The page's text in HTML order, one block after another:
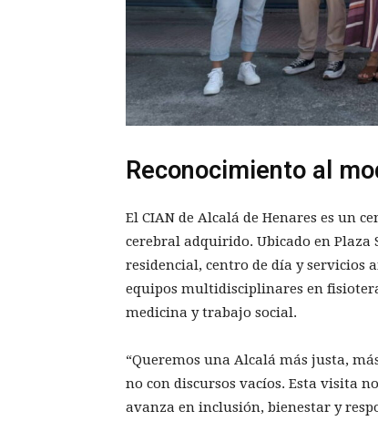
Reconocimiento al
El CIAN de Alcalá de Henares es un
cerebral adquirido. Ubicado en Plaza
residencial, centro de día y servicios
equipos multidisciplinares en
medicina y trabajo social.
“Queremos una Alcalá más justa,
no con discursos vacíos. Esta visita
avanza en inclusión, bienestar y